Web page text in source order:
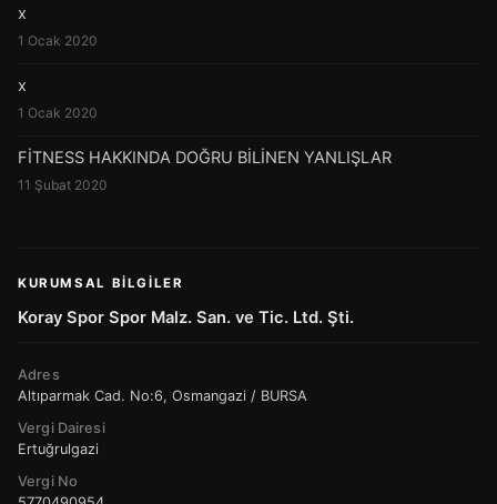
x
1 Ocak 2020
x
1 Ocak 2020
FİTNESS HAKKINDA DOĞRU BİLİNEN YANLIŞLAR
11 Şubat 2020
KURUMSAL BILGILER
Koray Spor Spor Malz. San. ve Tic. Ltd. Şti.
Adres
Altıparmak Cad. No:6, Osmangazi / BURSA
Vergi Dairesi
Ertuğrulgazi
Vergi No